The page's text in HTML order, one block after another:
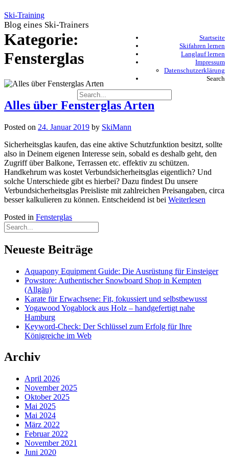
Skip
to
content
Ski-Training
Blog eines Ski-Trainers
Startseite
Skifahren lernen
Langlauf lernen
Impressum
Datenschutzerklärung
Search
Kategorie:
Fensterglas
Alles über Fensterglas Arten
Posted on 24. Januar 2019 by SkiMann
Sicherheitsglas kaufen, das eine aktive Schutzfunktion besitzt, sollte
also in Deinem eigenen Interesse sein, sobald es deshalb geht, den
Zugriff über Balkone, Terrassen etc. effektiv zu schützen.
Handkehrum was kostet Verbundsicherheitsglas eigentlich? Und
solche Unterschiede gibt es hierbei? Dazu findest Du unsere
Verbundsicherheitsglas Preisliste mit zahlreichen Preisangaben, circa
besser kalkulieren zu können. Entscheidend ist bei Weiterlesen
Posted in Fensterglas
Neueste Beiträge
Aquapony Equipment Guide: Die Ausrüstung für Einsteiger
Powstore: Authentischer Snowboard Shop in Kempten
(Allgäu)
Karate für Erwachsene: Fit, fokussiert und selbstbewusst
Yogawood Yogablock aus Holz – handgefertigt nahe
Hamburg
Keyword-Check: Der Schlüssel zum Erfolg für Ihre
Königreiche im Web
Archiv
April 2026
November 2025
Oktober 2025
Mai 2025
Mai 2024
März 2022
Februar 2022
November 2021
Juni 2020